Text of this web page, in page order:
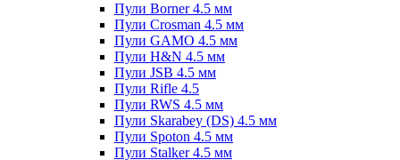
Пули Borner 4.5 мм
Пули Crosman 4.5 мм
Пули GAMO 4.5 мм
Пули H&N 4.5 мм
Пули JSB 4.5 мм
Пули Rifle 4.5
Пули RWS 4.5 мм
Пули Skarabey (DS) 4.5 мм
Пули Spoton 4.5 мм
Пули Stalker 4.5 мм